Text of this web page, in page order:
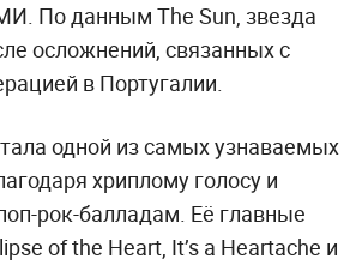
По данным The Sun, звезда
осложнений, связанных с
в Португалии.
одной из самых узнаваемых
хриплому голосу и
рок-балладам. Её главные
of the Heart, It’s a Heartache и